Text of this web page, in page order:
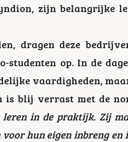
zijn belangrijke
dragen deze
studenten op. In de
vaardigheden,
is blij verrast met de
in de praktijk. Zij
hun eigen inbreng en